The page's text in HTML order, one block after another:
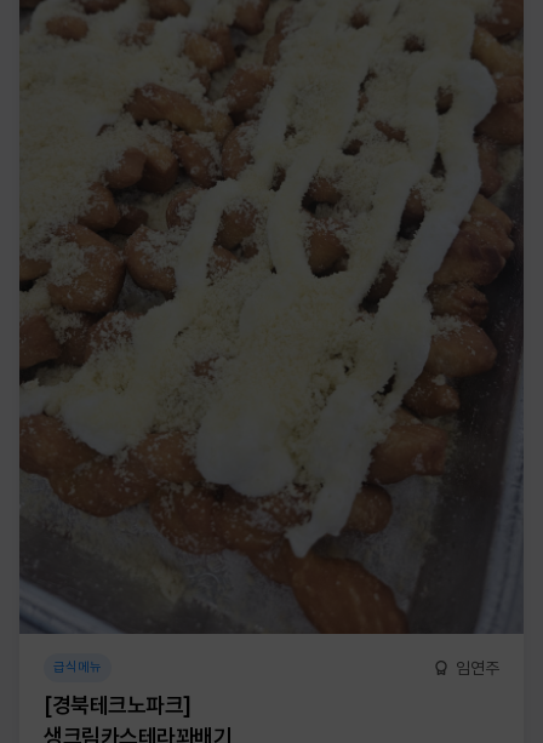
급식메뉴 임연주
[경북테크노파크]
생크림카스테라꽈배기